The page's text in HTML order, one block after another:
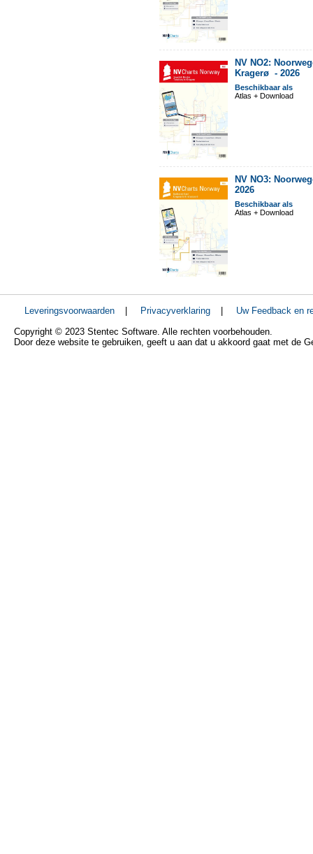
NV NO2:
Kragerø - 2026
Beschikbaar als
Atlas + Download
NV NO3:
2026
Beschikbaar als
Atlas + Download
Leveringsvoorwaarden Privacyverklaring
Uw Feedback en
Copyright © 2023 Stentec Software. Alle rechten voorbehouden.
Door deze website te gebruiken, geeft u aan dat u akkoord gaat met de